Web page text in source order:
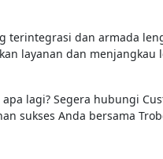
terintegrasi dan armada
layanan dan menjangkau
lagi? Segera hubungi
sukses Anda bersama